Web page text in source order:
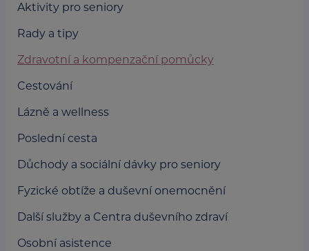
Aktivity pro seniory
Rady a tipy
Zdravotní a kompenzační pomůcky
Cestování
Lázně a wellness
Poslední cesta
Důchody a sociální dávky pro seniory
Fyzické obtíže a duševní onemocnění
Další služby a Centra duševního zdraví
Osobní asistence